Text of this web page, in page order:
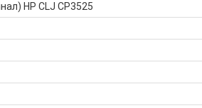
HP CLJ CP3525